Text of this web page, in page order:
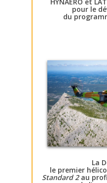
pour le
du
La
le premier
Standard 2au